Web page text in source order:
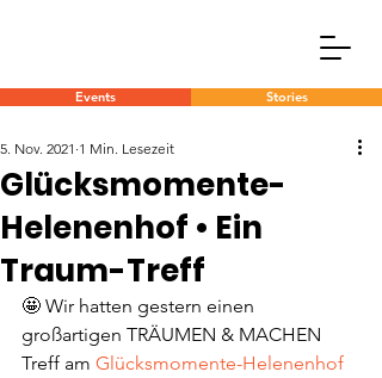
Events Stories
Glücksmomente-
Helenenhof • Ein
Traum-Treff
5. Nov. 2021 1 Min. Lesezeit
🤩 Wir hatten gestern einen
großartigen TRÄUMEN & MACHEN
Treff am Glücksmomente-Helenenhof